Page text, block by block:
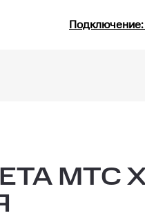
Подключение:
МТС